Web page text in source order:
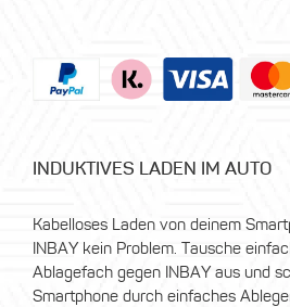
INDUKTIVES LADEN IM AUTO
Kabelloses Laden von deinem
INBAY kein Problem. Tausche
Ablagefach gegen INBAY aus und
Smartphone durch einfaches